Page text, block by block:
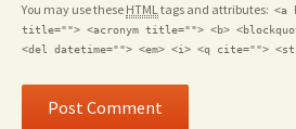
You may use these HTMLtags and attributes: <a
title=""> <acronym title=""> <b>
<del datetime=""> <em> <i> <q cite="">